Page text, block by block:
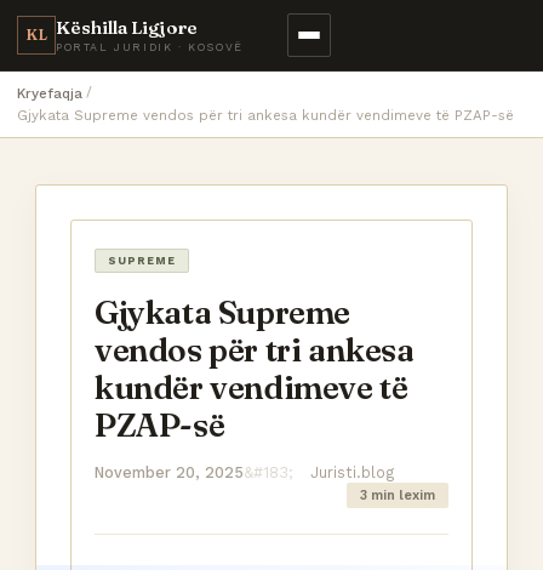
KL Këshilla Ligjore
PORTAL JURIDIK · KOSOVË
Kryefaqja
Gjykata Supreme vendos për tri ankesa kundër vendimeve të PZAP-së
SUPREME
Gjykata Supreme
vendos për tri ankesa
kundër vendimeve të
PZAP-së
November 20, 2025 Juristi.blog
3 min lexim